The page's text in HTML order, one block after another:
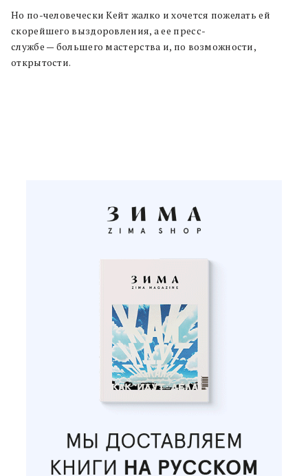
Но по-человечески Кейт жалко и хочется пожелать ей
скорейшего выздоровления, а ее пресс-
службе — большего мастерства и, по возможности,
открытости.